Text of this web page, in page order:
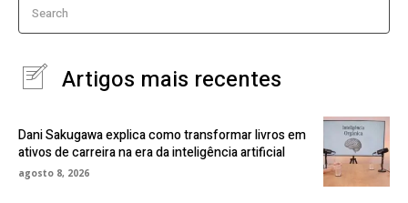
Search
Artigos mais recentes
Dani Sakugawa explica como transformar livros em
ativos de carreira na era da inteligência artificial
agosto 8, 2026